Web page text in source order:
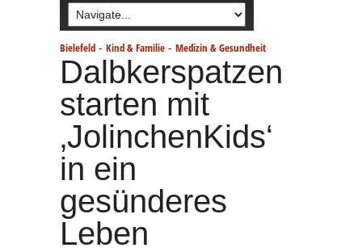
Bielefeld - Kind & Familie - Medizin & Gesundheit
Dalbkerspatzen
starten mit
‚JolinchenKids‘
in ein
gesünderes
Leben